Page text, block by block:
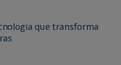
que transforma